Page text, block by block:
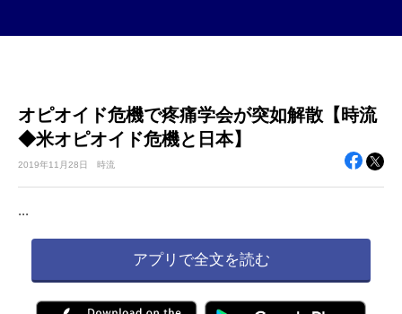
オピオイド危機で疼痛学会が突如解散【時流
◆米オピオイド危機と日本】
2019年11月28日 時流
...
アプリで全文を読む